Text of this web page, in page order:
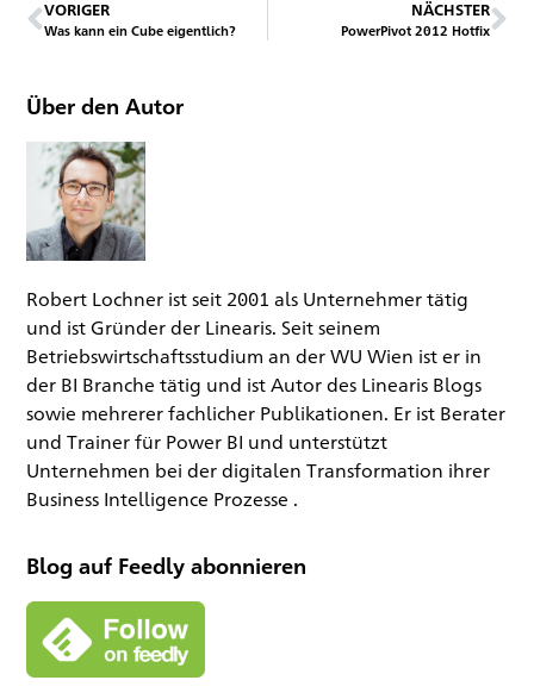
VORIGER
Was kann ein Cube eigentlich?
NÄCHSTER
PowerPivot 2012 Hotfix
Über den Autor
Robert Lochner ist seit 2001 als Unternehmer tätig
und ist Gründer der Linearis. Seit seinem
Betriebswirtschaftsstudium an der WU Wien ist er in
der BI Branche tätig und ist Autor des Linearis Blogs
sowie mehrerer fachlicher Publikationen. Er ist Berater
und Trainer für Power BI und unterstützt
Unternehmen bei der digitalen Transformation ihrer
Business Intelligence Prozesse .
Blog auf Feedly abonnieren